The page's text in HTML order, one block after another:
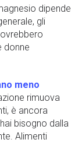
dipende
gli
donne
meno
rimuova
è ancora
bisogno dalla
Alimenti